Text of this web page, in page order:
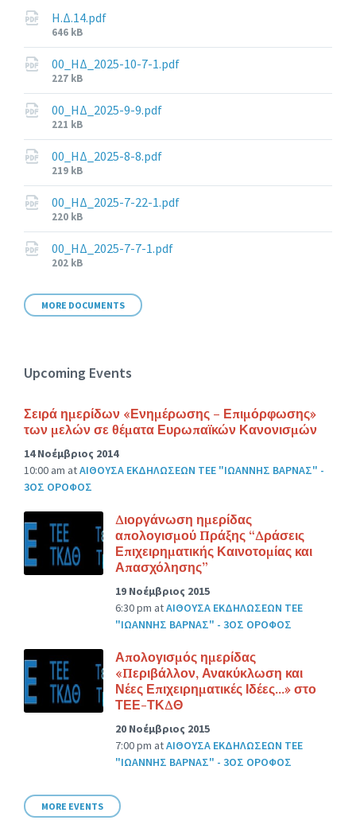
Η.Δ.14.pdf
File
size:
646 kB
00_ΗΔ_2025-10-7-1.pdf
File
size:
227 kB
00_ΗΔ_2025-9-9.pdf
File
size:
221 kB
00_ΗΔ_2025-8-8.pdf
File
size:
219 kB
00_ΗΔ_2025-7-22-1.pdf
File
size:
220 kB
00_ΗΔ_2025-7-7-1.pdf
File
202 kB
MORE DOCUMENTS
Upcoming Events
Σειρά ημερίδων «Ενημέρωσης – Επιμόρφωσης»
των μελών σε θέματα Ευρωπαϊκών Κανονισμών
14 Νοέμβριος 2014
10:00 am atΑΙΘΟΥΣΑ ΕΚΔΗΛΩΣΕΩΝ ΤΕΕ "ΙΩΑΝΝΗΣ ΒΑΡΝΑΣ" -
3ΟΣ ΟΡΟΦΟΣ
Διοργάνωση ημερίδας
απολογισμού Πράξης “Δράσεις
Επιχειρηματικής Καινοτομίας και
Απασχόλησης”
19 Νοέμβριος 2015
6:30 pm atΑΙΘΟΥΣΑ ΕΚΔΗΛΩΣΕΩΝ ΤΕΕ
"ΙΩΑΝΝΗΣ ΒΑΡΝΑΣ" - 3ΟΣ ΟΡΟΦΟΣ
Απολογισμός ημερίδας
«Περιβάλλον, Ανακύκλωση και
Νέες Επιχειρηματικές Ιδέες…» στο
ΤΕΕ-ΤΚΔΘ
20 Νοέμβριος 2015
7:00 pm atΑΙΘΟΥΣΑ ΕΚΔΗΛΩΣΕΩΝ ΤΕΕ
"ΙΩΑΝΝΗΣ ΒΑΡΝΑΣ" - 3ΟΣ ΟΡΟΦΟΣ
MORE EVENTS